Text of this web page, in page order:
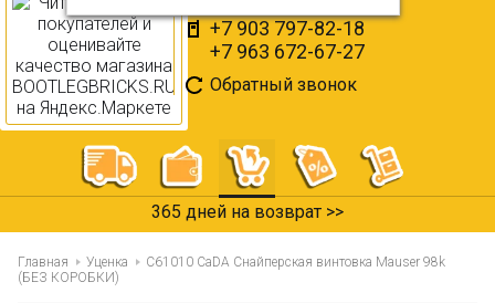
+7 903 797-82-18
+7 963 672-67-27
Обратный звонок
365 дней на возврат >>
Главная Уценка
C61010 CaDA Снайперская винтовка Mauser 98k
(БЕЗ КОРОБКИ)